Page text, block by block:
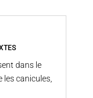
dans le
les canicules,